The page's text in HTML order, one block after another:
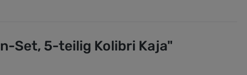
Set, 5-teilig Kolibri Kaja"